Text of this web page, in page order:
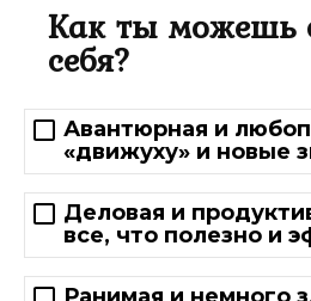
Как ты можешь
себя?
Авантюрная и
«движуху» и новые
Деловая и
все, что полезно и